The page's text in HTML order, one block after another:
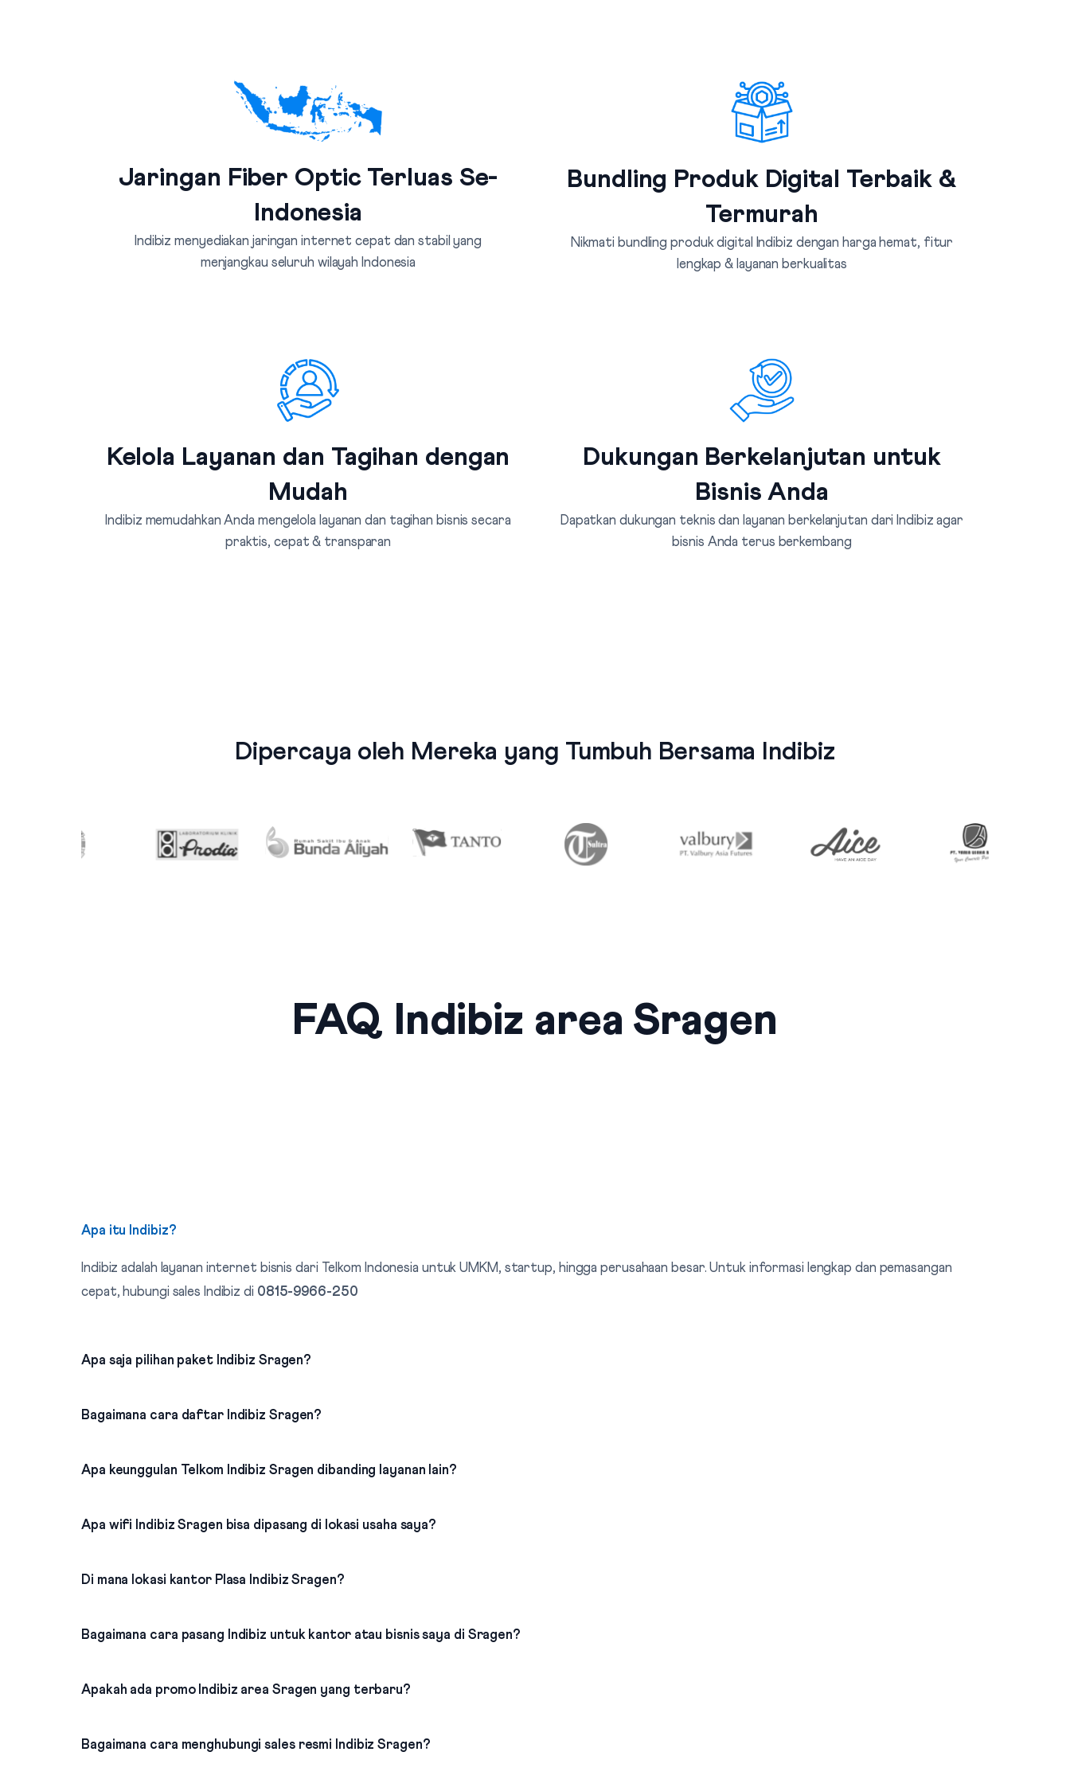
Jaringan Fiber Optic Terluas Se-
Indonesia
Indibiz menyediakan jaringan internet cepat dan stabil yang
menjangkau seluruh wilayah Indonesia
Bundling Produk Digital Terbaik &
Termurah
Nikmati bundling produk digital Indibiz dengan harga hemat, fitur
lengkap & layanan berkualitas
Kelola Layanan dan Tagihan dengan
Mudah
Indibiz memudahkan Anda mengelola layanan dan tagihan bisnis secara
praktis, cepat & transparan
Dukungan Berkelanjutan untuk
Bisnis Anda
Dapatkan dukungan teknis dan layanan berkelanjutan dari Indibiz agar
bisnis Anda terus berkembang
Dipercaya oleh Mereka yang Tumbuh Bersama Indibiz
FAQ Indibiz area Sragen
Apa itu Indibiz?
Indibiz adalah layanan internet bisnis dari Telkom Indonesia untuk UMKM, startup, hingga perusahaan besar. Untuk informasi lengkap dan pemasangan
cepat, hubungi sales Indibiz di 0815-9966-250
Apa saja pilihan paket Indibiz Sragen?
Bagaimana cara daftar Indibiz Sragen?
Apa keunggulan Telkom Indibiz Sragen dibanding layanan lain?
Apa wifi Indibiz Sragen bisa dipasang di lokasi usaha saya?
Di mana lokasi kantor Plasa Indibiz Sragen?
Bagaimana cara pasang Indibiz untuk kantor atau bisnis saya di Sragen?
Apakah ada promo Indibiz area Sragen yang terbaru?
Bagaimana cara menghubungi sales resmi Indibiz Sragen?